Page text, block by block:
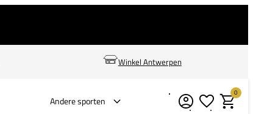
Winkel Antwerpen
Andere sporten Verlanglijstje
0